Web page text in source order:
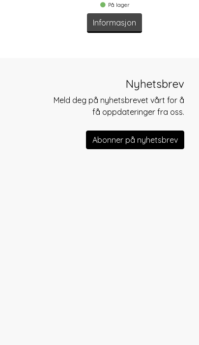
På lager
Informasjon
Nyhetsbrev
Meld deg på nyhetsbrevet vårt for å
få oppdateringer fra oss.
Abonner på nyhetsbrev